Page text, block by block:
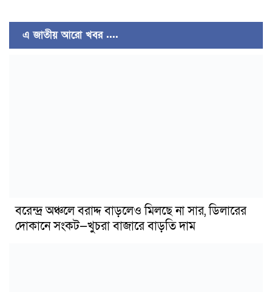
এ জাতীয় আরো খবর ....
বরেন্দ্র অঞ্চলে বরাদ্দ বাড়লেও মিলছে না সার, ডিলারের
দোকানে সংকট—খুচরা বাজারে বাড়তি দাম